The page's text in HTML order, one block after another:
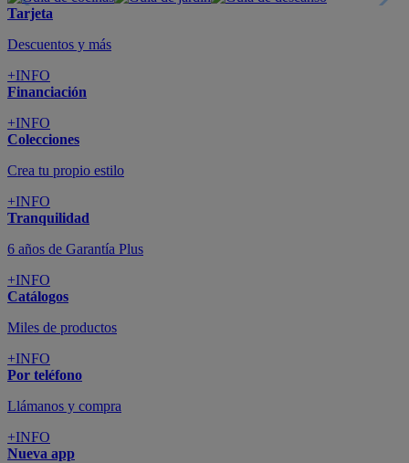
Tarjeta
Descuentos y más
+INFO
Financiación
+INFO
Colecciones
Crea tu propio estilo
+INFO
Tranquilidad
6 años de Garantía Plus
+INFO
Catálogos
Miles de productos
+INFO
Por teléfono
Llámanos y compra
+INFO
Nueva app